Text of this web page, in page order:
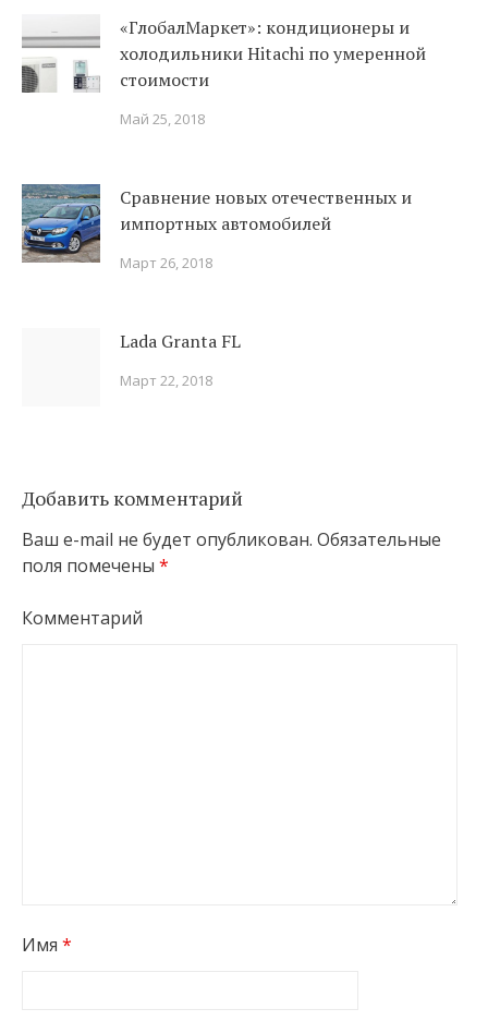
«ГлобалМаркет»: кондиционеры и
холодильники Hitachi по умеренной
стоимости
Май 25, 2018
Сравнение новых отечественных и
импортных автомобилей
Март 26, 2018
Lada Granta FL
Март 22, 2018
Добавить комментарий
Ваш e-mail не будет опубликован. Обязательные
поля помечены *
Комментарий
Имя *